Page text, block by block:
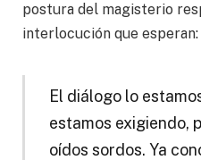
postura del magisterio
interlocución que esperan:
El diálogo lo
estamos exigiendo,
oídos sordos. Ya